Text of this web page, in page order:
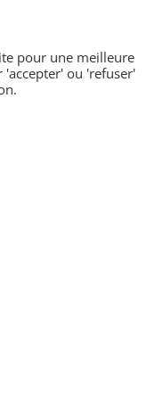
pour une meilleure
'accepter' ou 'refuser'